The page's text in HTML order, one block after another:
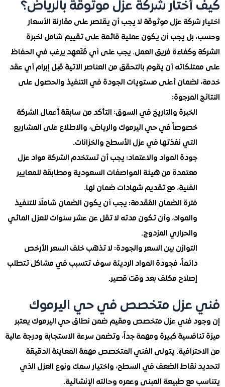
شركة عزل موثوقة بالرياض؟
شركة عزل موثوقة لا يجب أن يقتصر على مقارنة الأسعار
يجب أن يكون عملية قائمة على تقييم شامل لخبرة
وكفاءة فريق العمل. يجب على أي مُتَعهِد يرغب في الحفاظ
أن يقوم بالتحقق من العناصر الآتية قبل إبرام أي عقد
أعلى مستويات الجودة في التنفيذ والحصول على
المرجوة:
الخبرة والتاريخ في السوق: التأكد من سابقة أعمال الشركة
خصوصاً في حي اليرموك والرياض، والاطلاع على المشاريع
التي نفذتها في عزل الأسطح والخزانات.
جودة المواد والاعتماد: يجب أن تستخدم الشركة مواد عزل
معتمدة من هيئة المواصفات السعودية ومطابقة للمعايير
الفنية، مع تقديم شهادات ضمان لها.
فترة الضمان المُقدمة: يجب أن يكون الضمان شاملًا للتنفيذ
والمواد، وأن تكون مدته لا تقل عن عشر سنوات للعزل المائي
والحراري المزدوج.
التوازن بين السعر والجودة: لا تذهب خلف السعر الأرخص
دائماً، فجودة المواد الرديئة سوف تتسبب في مشاكل تتطلب
إصلاح مكلف بعد وقت قصير.
عزل متخصص في حي اليرموك
فني عزل متخصص ومقيم ضمن نطاق حي اليرموك يعتبر
كبيرة ومهمة جداً، وتضمن سرعة الاستجابة ودرجة عالية
يتولى الفني المتخصص مهمة المعاينة الدقيقة
نقاط الضعف في السطح، واختيار سمك ونوع العزل الذي
مع طبيعة المبنى وعمره وحالته الإنشائية.